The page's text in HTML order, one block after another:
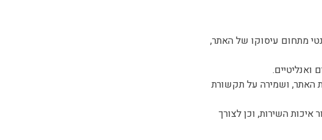
מתחום עיסוקו של האתר,
האתר, ושמירה על תקשורת
איכות השירות, וכן לצורך